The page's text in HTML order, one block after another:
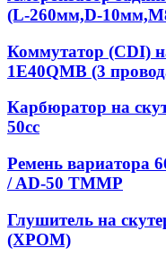
(L-260мм,D-
Коммутатор (CDI)
1E40QMB (3
Карбюратор на
50cc
Ремень вариатора
/ AD-50 TMMP
Глушитель на
(ХРОМ)